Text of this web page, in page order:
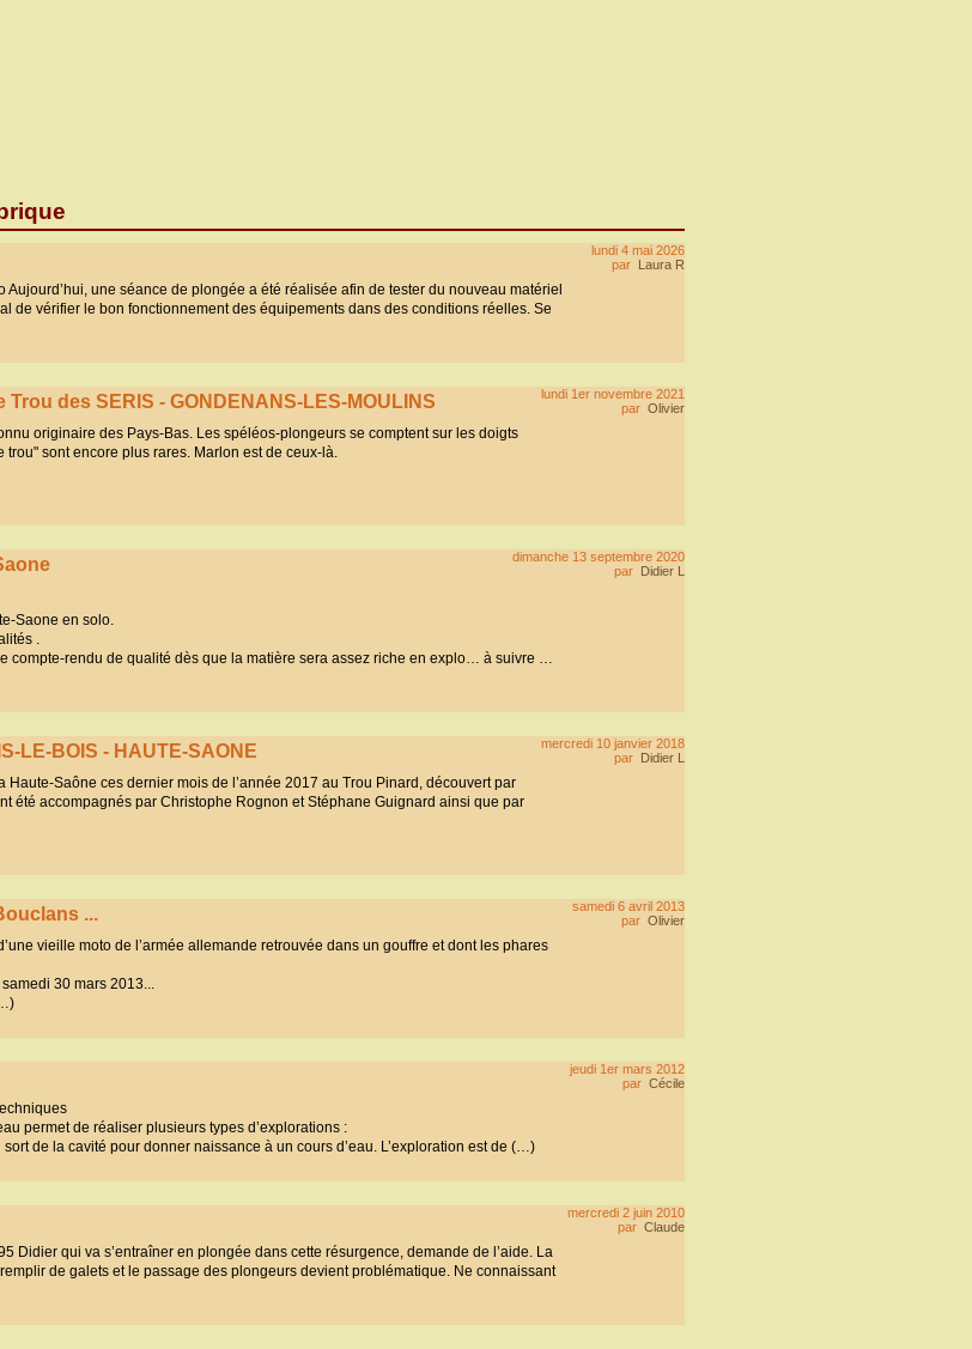
lundi 4 mai 2026
par Laura R
une séance de plongée a été réalisée afin de tester du nouveau matériel
de vérifier le bon fonctionnement des équipements dans des conditions réelles. Se
lundi 1er novembre 2021
par Olivier
des SERIS - GONDENANS-LES-MOULINS
originaire des Pays-Bas. Les spéléos-plongeurs se comptent sur les doigts
sont encore plus rares. Marlon est de ceux-là.
dimanche 13 septembre 2020
par Didier L
Saone en solo.
.
compte-rendu de qualité dès que la matière sera assez riche en explo… à suivre …
mercredi 10 janvier 2018
par Didier L
LE-BOIS - HAUTE-SAONE
Saône ces dernier mois de l’année 2017 au Trou Pinard, découvert par
été accompagnés par Christophe Rognon et Stéphane Guignard ainsi que par
samedi 6 avril 2013
par Olivier
...
vieille moto de l’armée allemande retrouvée dans un gouffre et dont les phares
30 mars 2013...
jeudi 1er mars 2012
par Cécile
permet de réaliser plusieurs types d’explorations :
de la cavité pour donner naissance à un cours d’eau. L’exploration est de (…)
mercredi 2 juin 2010
par Claude
Didier qui va s’entraîner en plongée dans cette résurgence, demande de l’aide. La
de galets et le passage des plongeurs devient problématique. Ne connaissant